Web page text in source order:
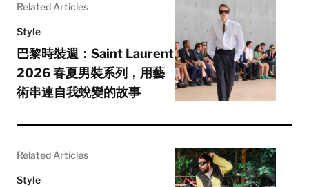
Related Articles
Style
巴黎時裝週：Saint Laurent
2026 春夏男裝系列，用藝
術串連自我蛻變的故事
Related Articles
Style